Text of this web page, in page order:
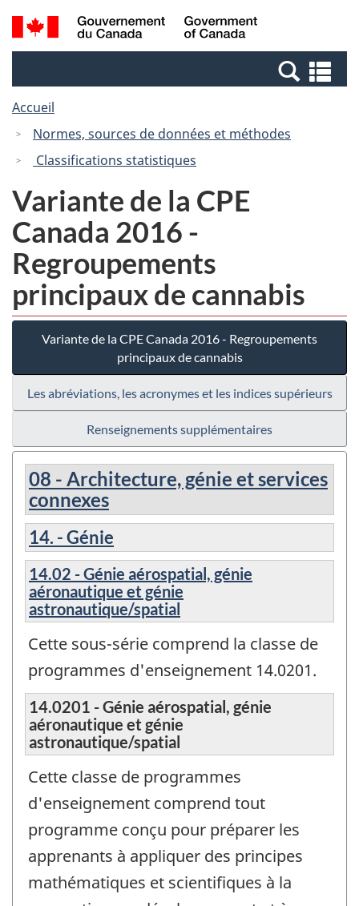
Passer
au
Passer
à
Canada
Recherche
et
et
Accueil
Normes, sources de données et méthodes
Classifications statistiques
Variante de la CPE
Canada 2016 -
Regroupements
principaux de cannabis
Variante de la CPE Canada 2016 - Regroupements
principaux de cannabis
Les abréviations, les acronymes et les indices supérieurs
Renseignements supplémentaires
08 - Architecture, génie et services
connexes
14. - Génie
14.02 - Génie aérospatial, génie
aéronautique et génie
astronautique/spatial
Cette sous-série comprend la classe de
programmes d'enseignement 14.0201.
14.0201 - Génie aérospatial, génie
aéronautique et génie
astronautique/spatial
Cette classe de programmes
d'enseignement comprend tout
programme conçu pour préparer les
apprenants à appliquer des principes
mathématiques et scientifiques à la